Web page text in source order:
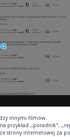
innymi filmów.
przykład ,,poradnik",
strony internetowej za